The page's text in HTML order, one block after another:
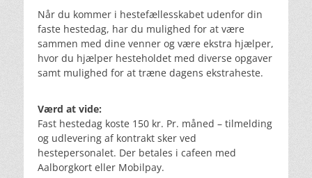
Når du kommer i hestefællesskabet udenfor din
faste hestedag, har du mulighed for at være
sammen med dine venner og være ekstra hjælper,
hvor du hjælper hesteholdet med diverse opgaver
samt mulighed for at træne dagens ekstraheste.
Værd at vide:
Fast hestedag koste 150 kr. Pr. måned – tilmelding
og udlevering af kontrakt sker ved
hestepersonalet. Der betales i cafeen med
Aalborgkort eller Mobilpay.